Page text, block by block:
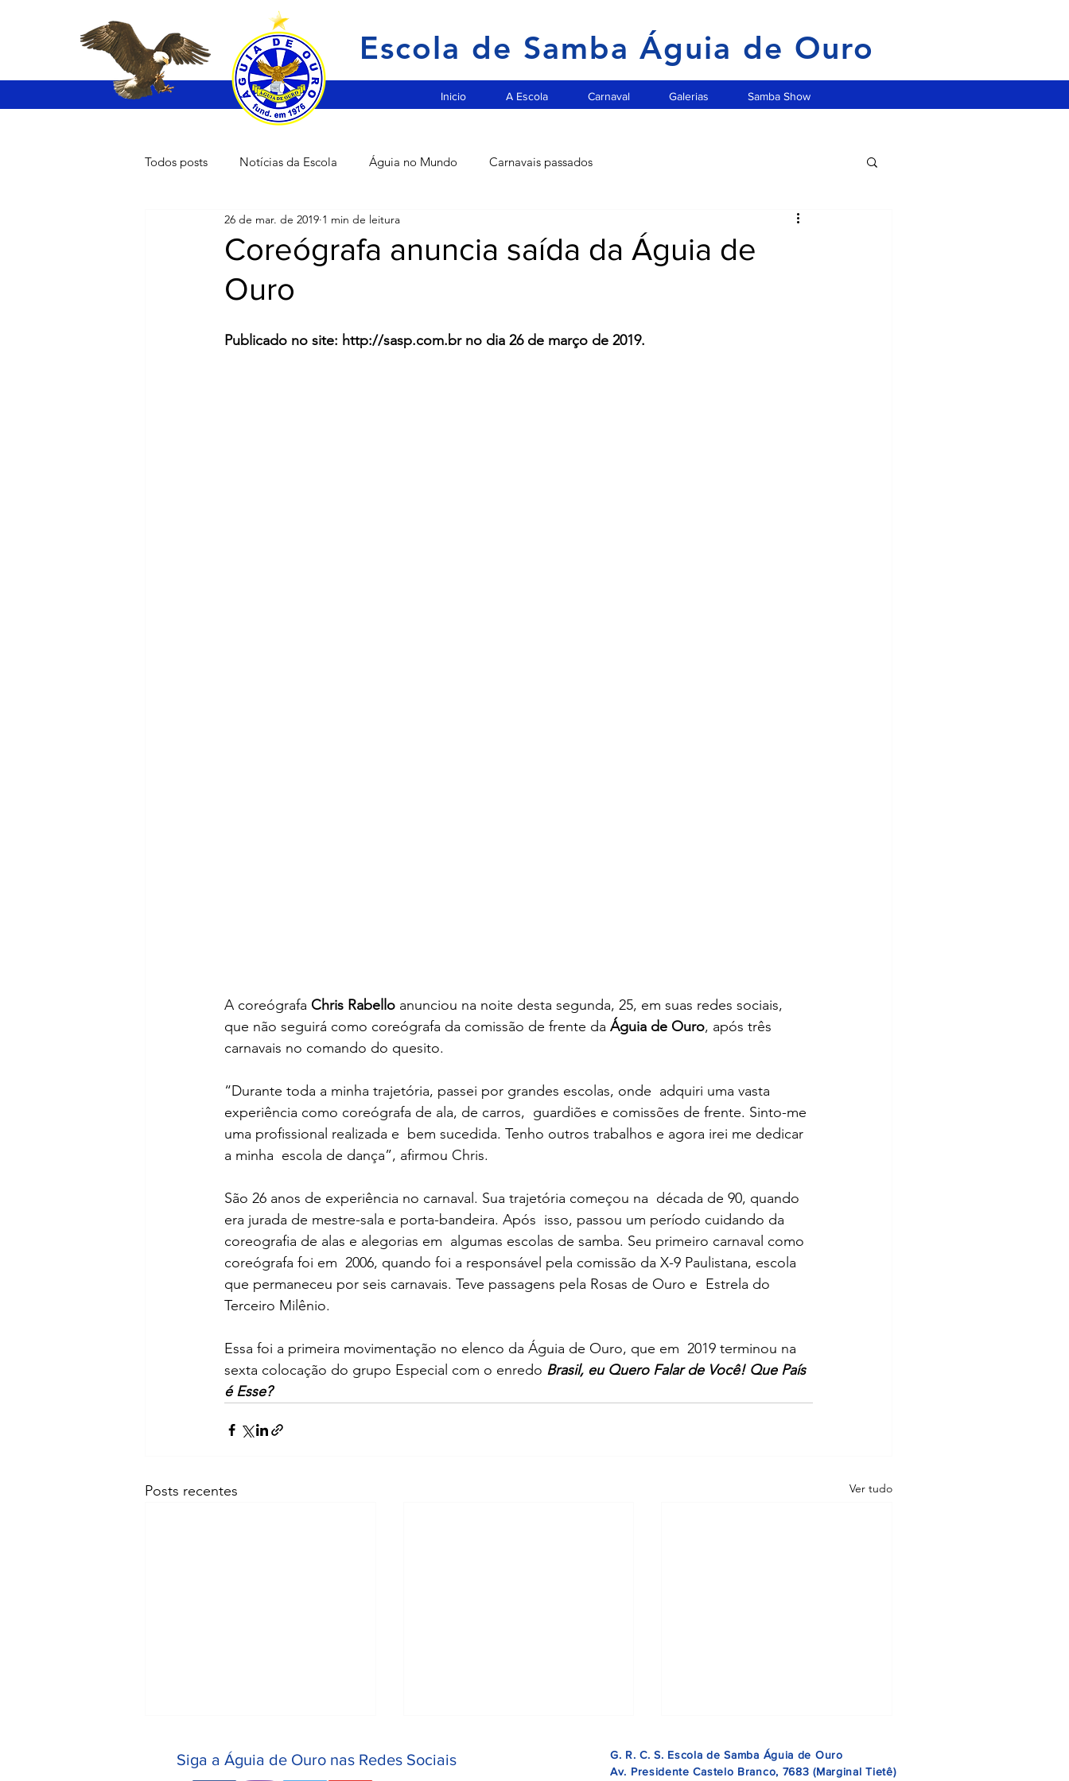
Escola de Samba Águia de Ouro
Inicio A Escola Carnaval Galerias Samba Show
Todos posts Notícias da Escola Águia no Mundo Carnavais passados
Coreógrafa anuncia saída da Águia de
Ouro
26 de mar. de 2019 1 min de leitura
Publicado no site: http://sasp.com.br no dia 26 de março de 2019.
A coreógrafa Chris Rabello anunciou na noite desta segunda, 25, em suas redes sociais,
que não seguirá como coreógrafa da comissão de frente da Águia de Ouro, após três
carnavais no comando do quesito.
“Durante toda a minha trajetória, passei por grandes escolas, onde  adquiri uma vasta
experiência como coreógrafa de ala, de carros,  guardiões e comissões de frente. Sinto-me
uma profissional realizada e  bem sucedida. Tenho outros trabalhos e agora irei me dedicar
a minha  escola de dança”, afirmou Chris.
São 26 anos de experiência no carnaval. Sua trajetória começou na  década de 90, quando
era jurada de mestre-sala e porta-bandeira. Após  isso, passou um período cuidando da
coreografia de alas e alegorias em  algumas escolas de samba. Seu primeiro carnaval como
coreógrafa foi em  2006, quando foi a responsável pela comissão da X-9 Paulistana, escola
que permaneceu por seis carnavais. Teve passagens pela Rosas de Ouro e  Estrela do
Terceiro Milênio.
Essa foi a primeira movimentação no elenco da Águia de Ouro, que em  2019 terminou na
sexta colocação do grupo Especial com o enredo Brasil, eu Quero Falar de Você! Que País
é Esse?
Posts recentes Ver tudo
Siga a Águia de Ouro nas Redes Sociais
G. R. C. S. Escola de Samba Águia de Ouro
Av. Presidente Castelo Branco, 7683 (Marginal Tietê)